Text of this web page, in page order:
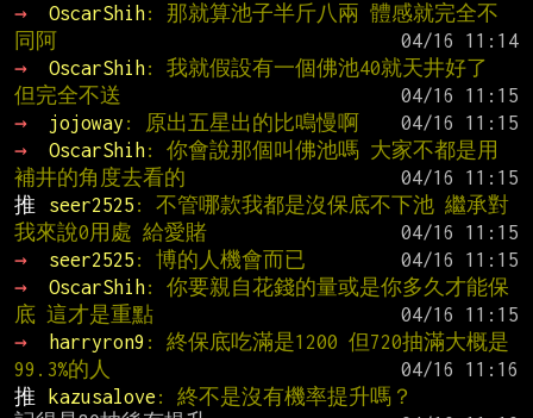
→
OscarShih: 那就算池子半斤八兩 體感就完全不
同阿
→
OscarShih: 我就假設有一個佛池40就天井好了
但完全不送
→
jojoway : 原出五星出的比鳴慢啊
→
OscarShih: 你會說那個叫佛池嗎 大家不都是用
補井的角度去看的
推
seer2525 : 不管哪款我都是沒保底不下池 繼承對
我來說0用處 給愛賭
→
seer2525 : 博的人機會而已
→
OscarShih: 你要親自花錢的量或是你多久才能保
底 這才是重點
→
harryron9 : 終保底吃滿是1200 但720抽滿大概是
99.3%的人
推
kazusalove : 終不是沒有機率提升嗎？